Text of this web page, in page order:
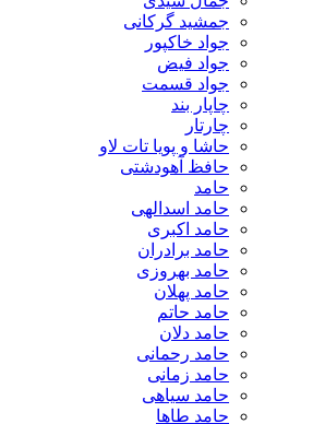
جمشید گرکانی
جواد خاکپور
جواد فیض
جواد قسمت
چاپار بند
چارتار
حاشا و پویا تات لاو
حافظ آهودشتی
حامد
حامد اسدالهی
حامد اکبری
حامد برادران
حامد بهروزی
حامد پهلان
حامد حاتم
حامد دلان
حامد رحمانی
حامد زمانی
حامد سیاهی
حامد طاها